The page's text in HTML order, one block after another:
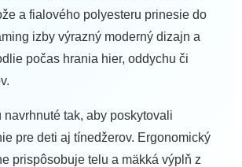
a fialového polyesteru prinesie do
izby výrazný moderný dizajn a
počas hrania hier, oddychu či
navrhnuté tak, aby poskytovali
pre deti aj tínedžerov. Ergonomický
prispôsobuje telu a mäkká výplň z